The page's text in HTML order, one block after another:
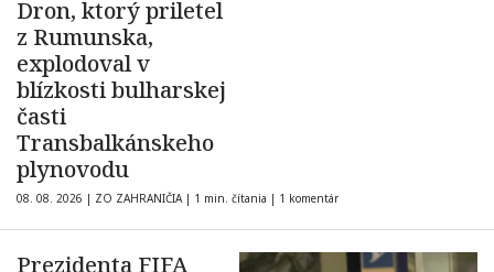
Dron, ktorý priletel
z Rumunska,
explodoval v
blízkosti bulharskej
časti
Transbalkánskeho
plynovodu
08. 08. 2026 | ZO ZAHRANIČIA | 1 min. čítania | 1 komentár
Prezidenta FIFA